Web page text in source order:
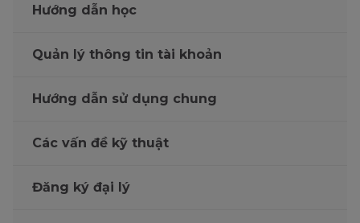
Hướng dẫn học
Quản lý thông tin tài khoản
Hướng dẫn sử dụng chung
Các vấn đề kỹ thuật
Đăng ký đại lý